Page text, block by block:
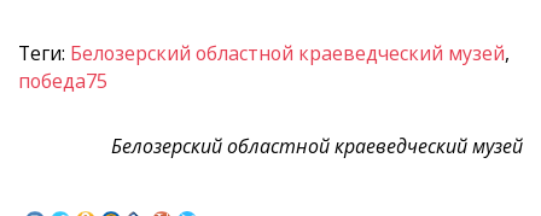
Теги: Белозерский областной краеведческий музей,
победа75
Белозерский областной краеведческий музей